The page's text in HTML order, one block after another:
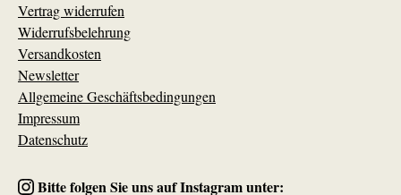
Vertrag widerrufen
Widerrufsbelehrung
Versandkosten
Newsletter
Allgemeine Geschäftsbedingungen
Impressum
Datenschutz
Bitte folgen Sie uns auf Instagram unter: